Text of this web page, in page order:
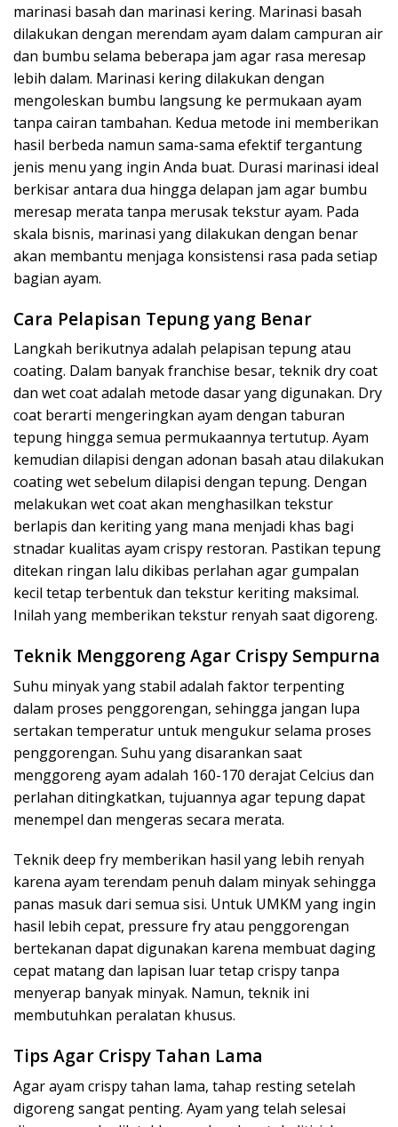
marinasi basah dan marinasi kering. Marinasi basah
dilakukan dengan merendam ayam dalam campuran air
dan bumbu selama beberapa jam agar rasa meresap
lebih dalam. Marinasi kering dilakukan dengan
mengoleskan bumbu langsung ke permukaan ayam
tanpa cairan tambahan. Kedua metode ini memberikan
hasil berbeda namun sama-sama efektif tergantung
jenis menu yang ingin Anda buat. Durasi marinasi ideal
berkisar antara dua hingga delapan jam agar bumbu
meresap merata tanpa merusak tekstur ayam. Pada
skala bisnis, marinasi yang dilakukan dengan benar
akan membantu menjaga konsistensi rasa pada setiap
bagian ayam.
Cara Pelapisan Tepung yang Benar
Langkah berikutnya adalah pelapisan tepung atau
coating. Dalam banyak franchise besar, teknik dry coat
dan wet coat adalah metode dasar yang digunakan. Dry
coat berarti mengeringkan ayam dengan taburan
tepung hingga semua permukaannya tertutup. Ayam
kemudian dilapisi dengan adonan basah atau dilakukan
coating wet sebelum dilapisi dengan tepung. Dengan
melakukan wet coat akan menghasilkan tekstur
berlapis dan keriting yang mana menjadi khas bagi
stnadar kualitas ayam crispy restoran. Pastikan tepung
ditekan ringan lalu dikibas perlahan agar gumpalan
kecil tetap terbentuk dan tekstur keriting maksimal.
Inilah yang memberikan tekstur renyah saat digoreng.
Teknik Menggoreng Agar Crispy Sempurna
Suhu minyak yang stabil adalah faktor terpenting
dalam proses penggorengan, sehingga jangan lupa
sertakan temperatur untuk mengukur selama proses
penggorengan. Suhu yang disarankan saat
menggoreng ayam adalah 160-170 derajat Celcius dan
perlahan ditingkatkan, tujuannya agar tepung dapat
menempel dan mengeras secara merata.
Teknik deep fry memberikan hasil yang lebih renyah
karena ayam terendam penuh dalam minyak sehingga
panas masuk dari semua sisi. Untuk UMKM yang ingin
hasil lebih cepat, pressure fry atau penggorengan
bertekanan dapat digunakan karena membuat daging
cepat matang dan lapisan luar tetap crispy tanpa
menyerap banyak minyak. Namun, teknik ini
membutuhkan peralatan khusus.
Tips Agar Crispy Tahan Lama
Agar ayam crispy tahan lama, tahap resting setelah
digoreng sangat penting. Ayam yang telah selesai